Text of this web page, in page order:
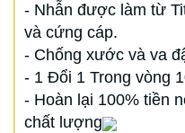
- Nhẫn được làm từ
và cứng cáp.
- Chống xước và va
- 1 Đổi 1 Trong vòng
- Hoàn lại 100% tiền
chất lượng